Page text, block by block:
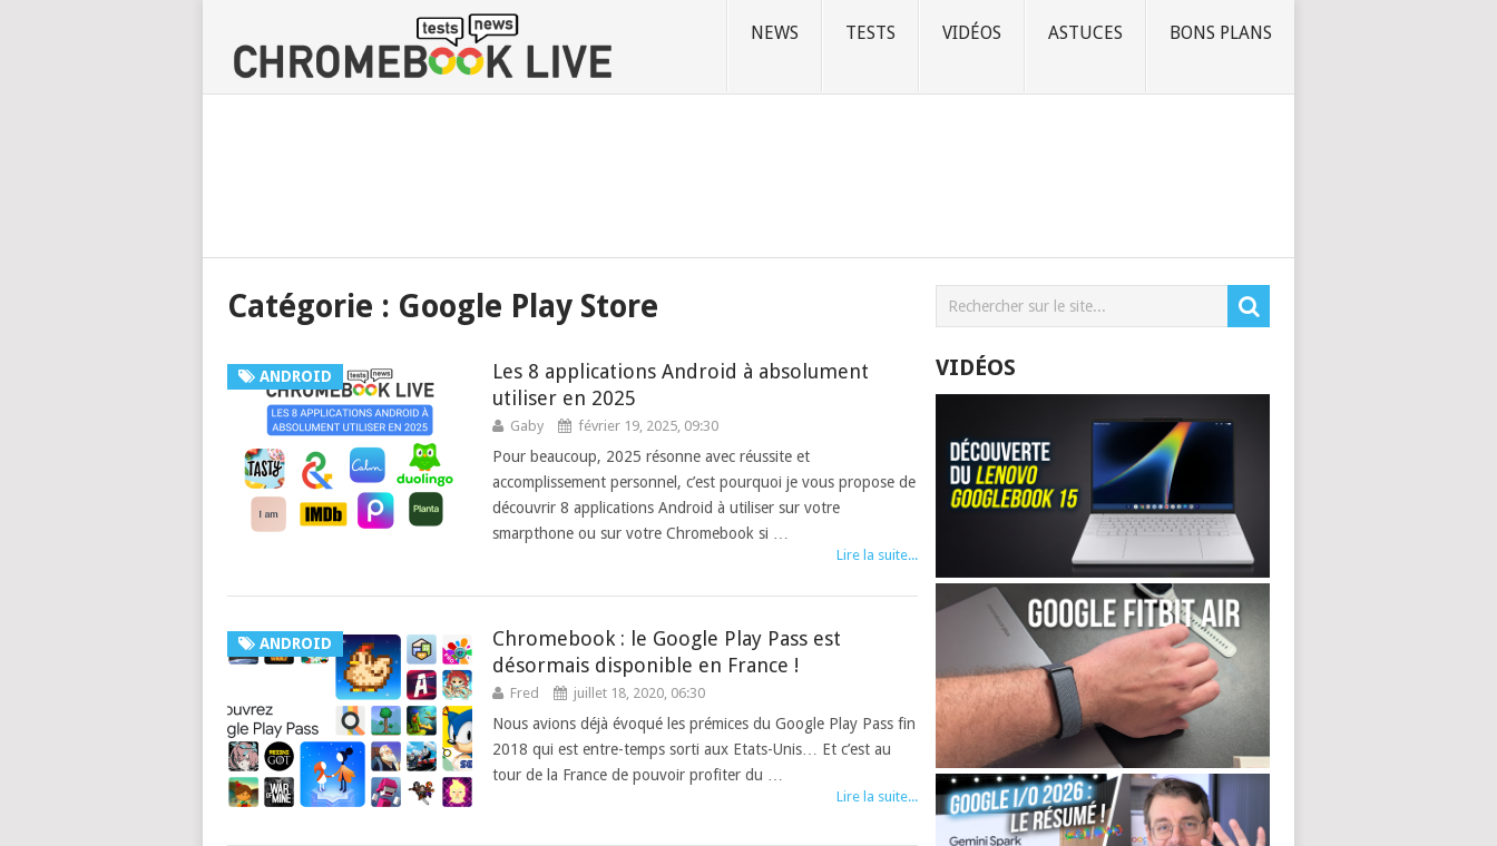
NEWS TESTS VIDÉOS ASTUCES BONS PLANS
Catégorie : Google Play Store
ANDROID
Les 8 applications Android à absolument
utiliser en 2025
Gaby février 19, 2025, 09:30
Pour beaucoup, 2025 résonne avec réussite et
accomplissement personnel, c’est pourquoi je vous propose de
découvrir 8 applications Android à utiliser sur votre
smarpthone ou sur votre Chromebook si …
Lire la suite...
ANDROID
Chromebook : le Google Play Pass est
désormais disponible en France !
Fred juillet 18, 2020, 06:30
Nous avions déjà évoqué les prémices du Google Play Pass fin
2018 qui est entre-temps sorti aux Etats-Unis… Et c’est au
tour de la France de pouvoir profiter du …
Lire la suite...
VIDÉOS